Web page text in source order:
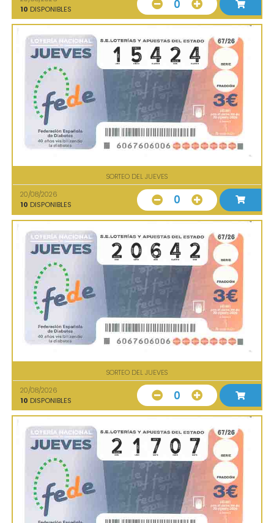
10 DISPONIBLES 0
SORTEO DEL JUEVES
20/08/2026
10 DISPONIBLES 0
SORTEO DEL JUEVES
20/08/2026
10 DISPONIBLES 0